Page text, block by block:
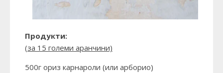
Продукти:
(за 15 големи аранчини)
500г ориз карнароли (или арборио)